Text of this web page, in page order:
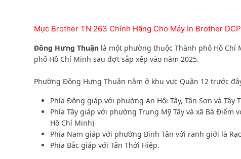
Mực Brother TN 263 Chính Hãng Cho Máy In Brother
Đông Hưng Thuận là một phường thuộc Thành phố Hồ Chí
phố Hồ Chí Minh sau đợt sắp xếp vào năm 2025.
Phường Đông Hưng Thuận nằm ở khu vực Quận 12 trước
Phía Đông giáp với phường An Hội Tây, Tân Sơn và
Phía Tây giáp với phường Trung Mỹ Tây và xã Bà
Hồ Chí Minh)
Phía Nam giáp với phường Bình Tân với ranh giới là
Phía Bắc giáp với Tân Thới Hiệp.